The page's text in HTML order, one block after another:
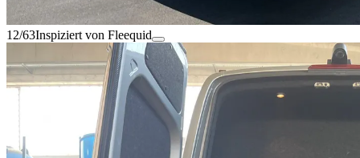
12/63Inspiziert von Fleequid